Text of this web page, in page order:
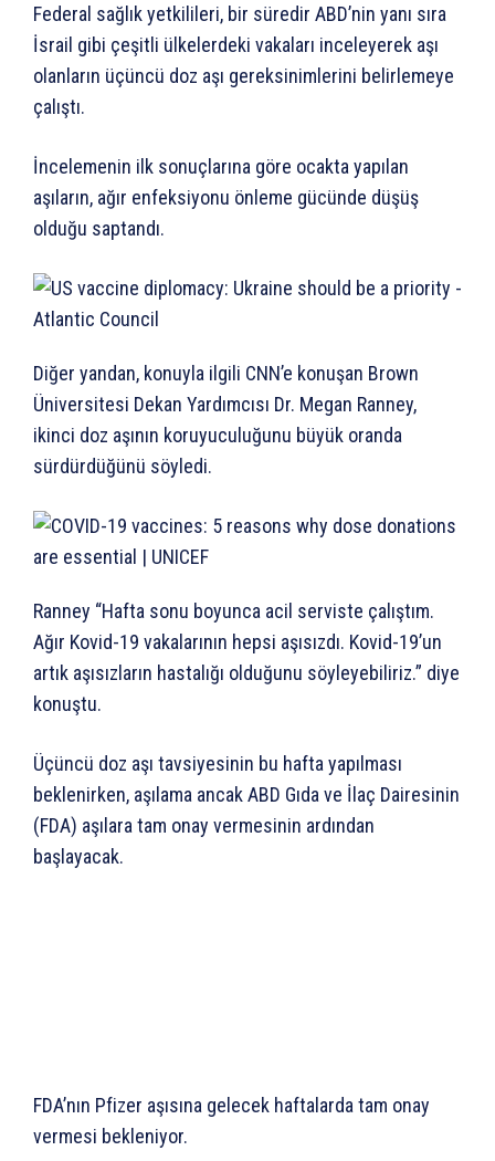
Federal sağlık yetkilileri, bir süredir ABD’nin yanı sıra
İsrail gibi çeşitli ülkelerdeki vakaları inceleyerek aşı
olanların üçüncü doz aşı gereksinimlerini belirlemeye
çalıştı.
İncelemenin ilk sonuçlarına göre ocakta yapılan
aşıların, ağır enfeksiyonu önleme gücünde düşüş
olduğu saptandı.
Diğer yandan, konuyla ilgili CNN’e konuşan Brown
Üniversitesi Dekan Yardımcısı Dr. Megan Ranney,
ikinci doz aşının koruyuculuğunu büyük oranda
sürdürdüğünü söyledi.
Ranney “Hafta sonu boyunca acil serviste çalıştım.
Ağır Kovid-19 vakalarının hepsi aşısızdı. Kovid-19’un
artık aşısızların hastalığı olduğunu söyleyebiliriz.” diye
konuştu.
Üçüncü doz aşı tavsiyesinin bu hafta yapılması
beklenirken, aşılama ancak ABD Gıda ve İlaç Dairesinin
(FDA) aşılara tam onay vermesinin ardından
başlayacak.
FDA’nın Pfizer aşısına gelecek haftalarda tam onay
vermesi bekleniyor.